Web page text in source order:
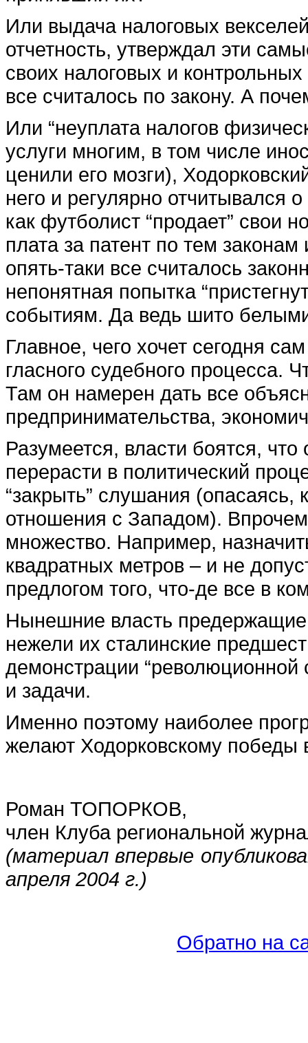
Или выдача налоговых
отчетность, утверждал эти
своих налоговых и
все считалось по закону. А
Или “неуплата налогов
услуги многим, в том числе
ценили его мозги),
него и регулярно отчитывался
как футболист “продает” свои
плата за патент по тем
опять-таки все считалось
непонятная попытка
событиям. Да ведь шито
Главное, чего хочет сегодня
гласного судебного процесса.
Там он намерен дать все
предпринимательства,
Разумеется, власти боятся,
перерасти в политический
“закрыть” слушания
отношения с Западом).
множество. Например,
квадратных метров – и не
предлогом того, что-де все в
Нынешние власть предержащие
нежели их сталинские
демонстрации
и задачи.
Именно поэтому наиболее
желают Ходорковскому победы
Роман ТОПОРКОВ,
член Клуба региональной
(материал впервые
апреля 2004 г.)
Обратно на